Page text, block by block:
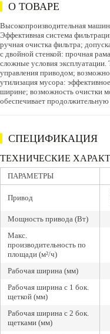
О ТОВАРЕ
Высокопроизводительная
Эффективная система
ручная очистка фильтра;
с двойной стенкой: прочная
сложные условия
управления приводом;
утилизация мусора:
ширине; возможность очистки
обеспечивает
СПЕЦИФИКАЦИЯ
ТЕХНИЧЕСКИЕ
ПАРАМЕТРЫ
Привод
Мощность привода (Вт)
Макс.
производительность по
площади (м²/ч)
Рабочая ширина (мм)
Рабочая ширина с 1 бок.
щеткой (мм)
Рабочая ширина с 2 бок.
щетками (мм)